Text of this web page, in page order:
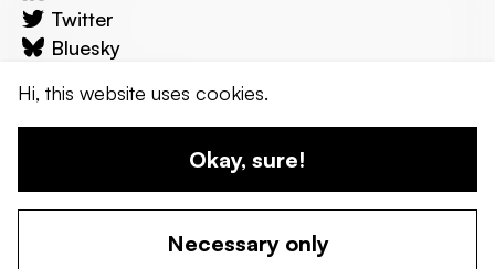
Twitter
Bluesky
Kontakt
© 2024 wandel werkstadt. Erstellt von uns!
Hi, this website uses cookies.
Necessary only
Okay, sure!